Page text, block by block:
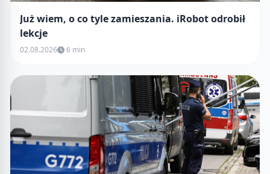
Już wiem, o co tyle zamieszania. iRobot odrobił
lekcje
02.08.2026 6 min